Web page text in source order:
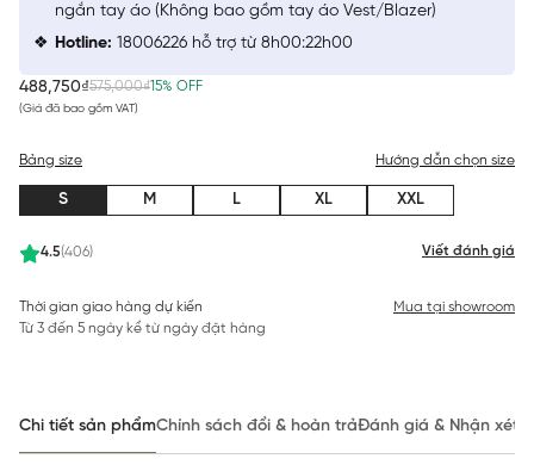
488,750₫575,000₫15% OFF
(Giá đã bao gồm VAT)
4.5(406) Viết đánh giá
Bảng size Hướng dẫn chọn size
S M L XL XXL
Thời gian giao hàng dự kiến
Từ 3 đến 5 ngày kể từ ngày đặt hàng
Mua tại showroom
ngắn tay áo (Không bao gồm tay áo Vest/Blazer)
Hotline: 18006226 hỗ trợ từ 8h00:22h00
Chi tiết sản phẩmChính sách đổi & hoàn trảĐánh giá & Nhận xét